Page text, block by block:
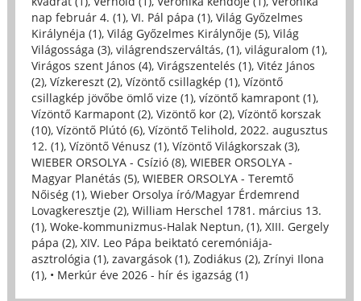
nap február 4. (1), VI. Pál pápa (1), Világ Győzelmes
Királynéja (1), Világ Győzelmes Királynője (5), Világ
Világossága (3), világrendszerváltás, (1), világuralom (1),
Virágos szent János (4), Virágszentelés (1), Vitéz János
(2), Vízkereszt (2), Vízöntő csillagkép (1), Vízöntő
csillagkép jövőbe ömlő vize (1), vízöntő kamrapont (1),
Vízöntő Karmapont (2), Vizöntő kor (2), Vízöntő korszak
(10), Vízöntő Plútó (6), Vízöntő Telihold, 2022. augusztus
12. (1), Vízöntő Vénusz (1), Vízöntő Világkorszak (3),
WIEBER ORSOLYA - Csízió (8), WIEBER ORSOLYA -
Magyar Planétás (5), WIEBER ORSOLYA - Teremtő
Nőiség (1), Wieber Orsolya író/Magyar Érdemrend
Lovagkeresztje (2), William Herschel 1781. március 13.
(1), Woke-kommunizmus-Halak Neptun, (1), XIII. Gergely
pápa (2), XIV. Leo Pápa beiktató ceremóniája-
asztrológia (1), zavargások (1), Zodiákus (2), Zrínyi Ilona
(1), • Merkúr éve 2026 - hír és igazság (1)